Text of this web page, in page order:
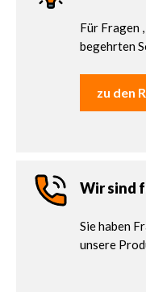
Für Fragen
begehrten
zu den
Wir sind
Sie haben
unsere